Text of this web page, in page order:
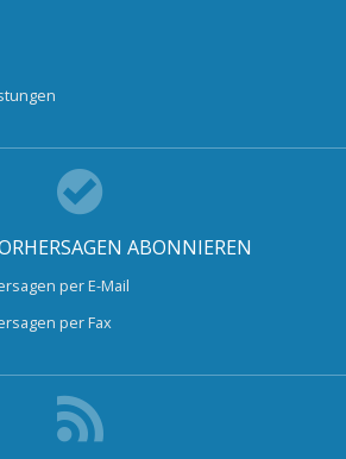
ABONNIEREN
per E-Mail
per Fax